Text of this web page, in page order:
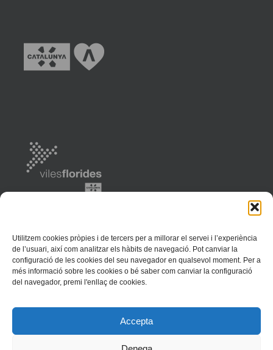
Utilitzem cookies pròpies i de tercers per a millorar el servei i l’experiència
de l’usuari, així com analitzar els hàbits de navegació. Pot canviar la
configuració de les cookies del seu navegador en qualsevol moment. Per a
més informació sobre les cookies o bé saber com canviar la configuració
del navegador, premi l'enllaç de cookies.
Accepta
Ajuntament de Llançà | 2018 | Av. Europa, 37 | 17490 Llançà | Tel. (+34)
972 38 01 81 | Fax 972 38 12 58 | llanca@llanca.cat |